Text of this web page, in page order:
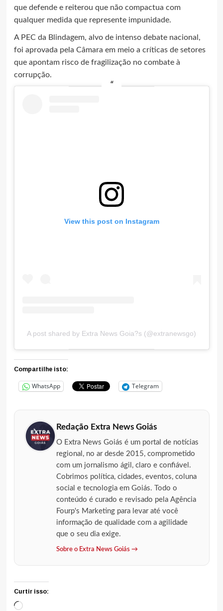
que defende e reiterou que não compactua com
qualquer medida que represente impunidade.
A PEC da Blindagem, alvo de intenso debate nacional,
foi aprovada pela Câmara em meio a críticas de setores
que apontam risco de fragilização no combate à
corrupção.
View this post on Instagram
A post shared by Extra News Goia?s (@extranewsgo)
Compartilhe isto:
WhatsApp Telegram
Redação Extra News Goiás
O Extra News Goiás é um portal de notícias
regional, no ar desde 2015, comprometido
com um jornalismo ágil, claro e confiável.
Cobrimos política, cidades, eventos, coluna
social e tecnologia em Goiás. Todo o
conteúdo é curado e revisado pela Agência
Fourp's Marketing para levar até você
informação de qualidade com a agilidade
que o seu dia exige.
Sobre o Extra News Goiás →
Curtir isso:
Carregando...